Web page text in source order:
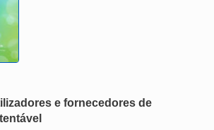
e fornecedores de